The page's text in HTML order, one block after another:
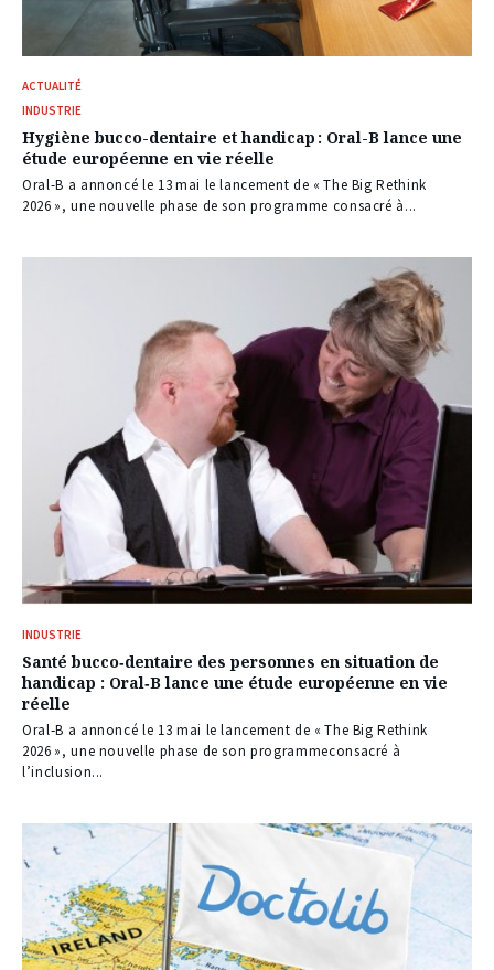
ACTUALITÉ
INDUSTRIE
Hygiène bucco-dentaire et handicap : Oral-B lance une
étude européenne en vie réelle
Oral-B a annoncé le 13 mai le lancement de « The Big Rethink
2026 », une nouvelle phase de son programme consacré à...
INDUSTRIE
Santé bucco‑dentaire des personnes en situation de
handicap : Oral‑B lance une étude européenne en vie
réelle
Oral‑B a annoncé le 13 mai le lancement de « The Big Rethink
2026 », une nouvelle phase de son programmeconsacré à
l’inclusion...